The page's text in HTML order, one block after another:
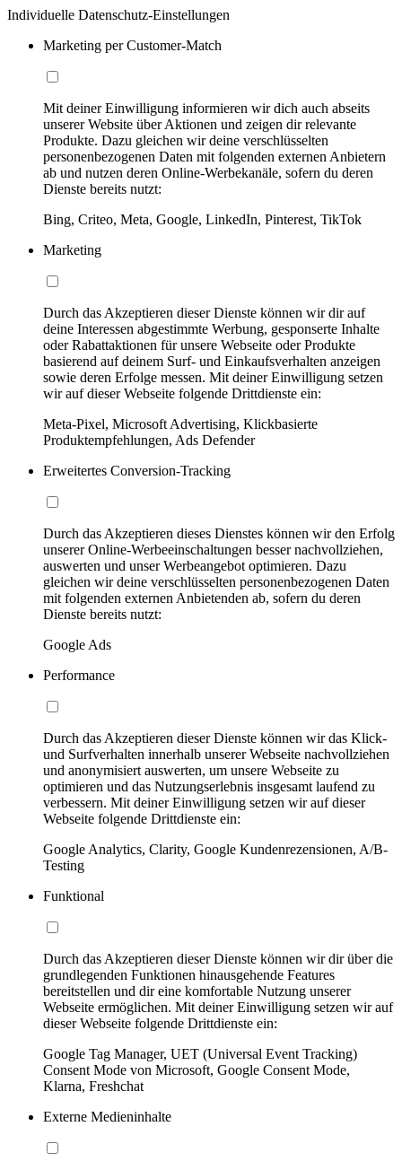
Individuelle Datenschutz-Einstellungen
Marketing per Customer-Match
Mit deiner Einwilligung informieren wir dich auch abseits
unserer Website über Aktionen und zeigen dir relevante
Produkte. Dazu gleichen wir deine verschlüsselten
personenbezogenen Daten mit folgenden externen Anbietern
ab und nutzen deren Online-Werbekanäle, sofern du deren
Dienste bereits nutzt:
Bing, Criteo, Meta, Google, LinkedIn, Pinterest, TikTok
Marketing
Durch das Akzeptieren dieser Dienste können wir dir auf
deine Interessen abgestimmte Werbung, gesponserte Inhalte
oder Rabattaktionen für unsere Webseite oder Produkte
basierend auf deinem Surf- und Einkaufsverhalten anzeigen
sowie deren Erfolge messen. Mit deiner Einwilligung setzen
wir auf dieser Webseite folgende Drittdienste ein:
Meta-Pixel, Microsoft Advertising, Klickbasierte
Produktempfehlungen, Ads Defender
Erweitertes Conversion-Tracking
Durch das Akzeptieren dieses Dienstes können wir den Erfolg
unserer Online-Werbeeinschaltungen besser nachvollziehen,
auswerten und unser Werbeangebot optimieren. Dazu
gleichen wir deine verschlüsselten personenbezogenen Daten
mit folgenden externen Anbietenden ab, sofern du deren
Dienste bereits nutzt:
Google Ads
Performance
Durch das Akzeptieren dieser Dienste können wir das Klick-
und Surfverhalten innerhalb unserer Webseite nachvollziehen
und anonymisiert auswerten, um unsere Webseite zu
optimieren und das Nutzungserlebnis insgesamt laufend zu
verbessern. Mit deiner Einwilligung setzen wir auf dieser
Webseite folgende Drittdienste ein:
Google Analytics, Clarity, Google Kundenrezensionen, A/B-
Testing
Funktional
Durch das Akzeptieren dieser Dienste können wir dir über die
grundlegenden Funktionen hinausgehende Features
bereitstellen und dir eine komfortable Nutzung unserer
Webseite ermöglichen. Mit deiner Einwilligung setzen wir auf
dieser Webseite folgende Drittdienste ein:
Google Tag Manager, UET (Universal Event Tracking)
Consent Mode von Microsoft, Google Consent Mode,
Klarna, Freshchat
Externe Medieninhalte